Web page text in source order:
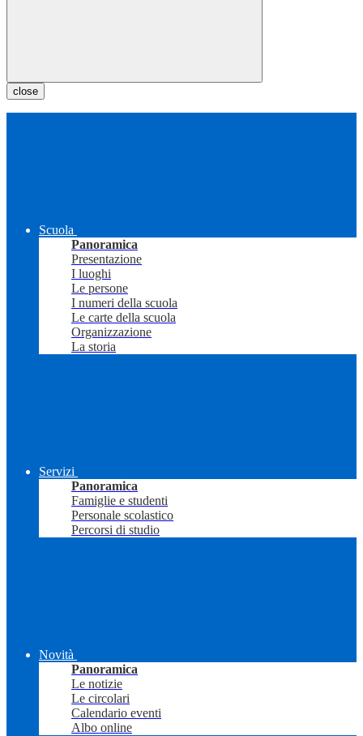
close
Scuola
Panoramica
Presentazione
I luoghi
Le persone
I numeri della scuola
Le carte della scuola
Organizzazione
La storia
Servizi
Panoramica
Famiglie e studenti
Personale scolastico
Percorsi di studio
Novità
Panoramica
Le notizie
Le circolari
Calendario eventi
Albo online